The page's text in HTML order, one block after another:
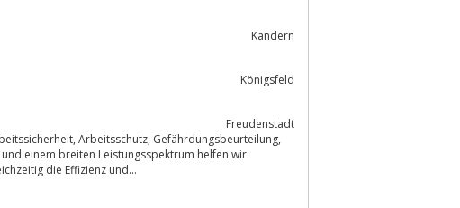
Kandern
Königsfeld
Freudenstadt
einem breiten Leistungsspektrum helfen wir
gleichzeitig die Effizienz und...